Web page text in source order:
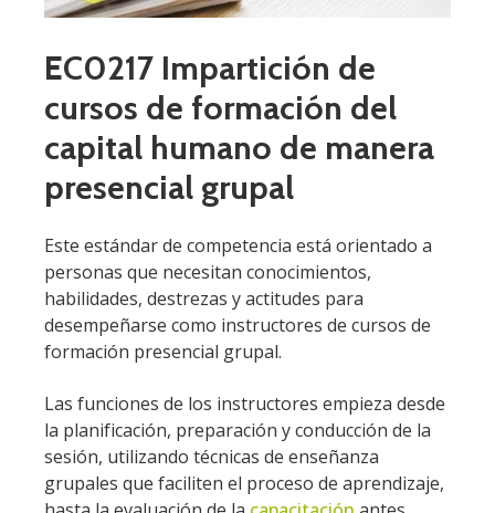
EC0217 Impartición de
cursos de formación del
capital humano de manera
presencial grupal
Este estándar de competencia está orientado a
personas que necesitan conocimientos,
habilidades, destrezas y actitudes para
desempeñarse como instructores de cursos de
formación presencial grupal.
Las funciones de los instructores empieza desde
la planificación, preparación y conducción de la
sesión, utilizando técnicas de enseñanza
grupales que faciliten el proceso de aprendizaje,